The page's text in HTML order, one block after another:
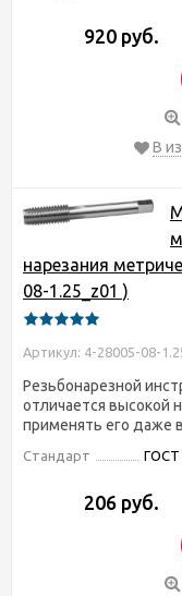
920 руб.
В
нарезания
08-1.25_z01 )
Артикул: 4-28005-08-
Резьбонарезной
отличается высокой
применять его даже
Стандарт ГОСТ
206 руб.